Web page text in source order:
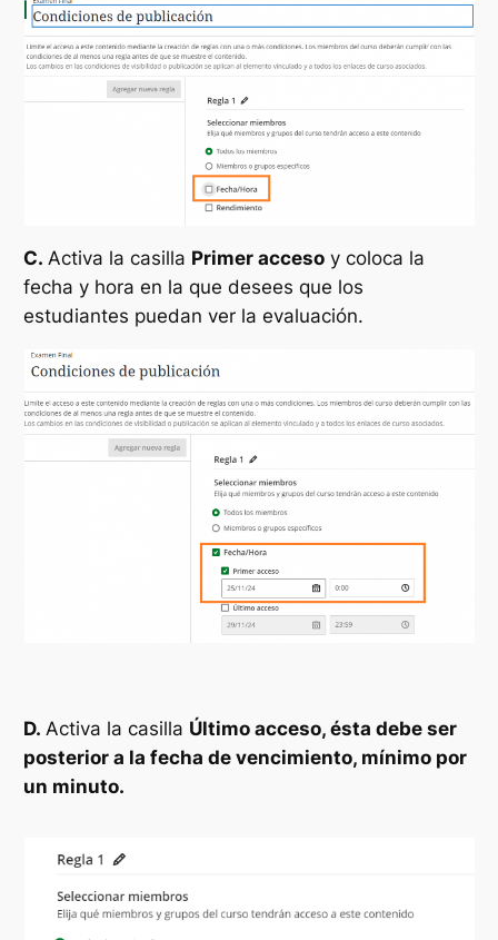
C.Activa la casilla Primer acceso y coloca la
fecha y hora en la que desees que los
estudiantes puedan ver la evaluación.
D. Activa la casilla Último acceso, ésta debe ser
posterior a la fecha de vencimiento, mínimo por
un minuto.